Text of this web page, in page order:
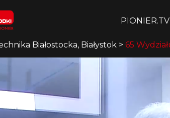
PIONIER.TV
Białostocka, Białystok > 65